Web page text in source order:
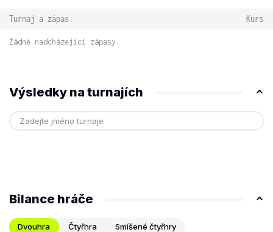
Turnaj a zápas Kurs
Žádné nadcházející zápasy.
Výsledky na turnajích
Bilance hráče
Dvouhra Čtyřhra Smíšené čtyřhry